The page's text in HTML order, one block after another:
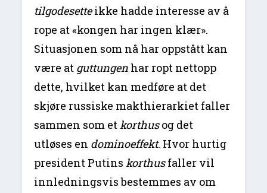
tilgodesetteikke hadde interesse av å
rope at «kongen har ingen klær».
Situasjonen som nå har oppstått kan
være at guttungen har ropt nettopp
dette, hvilket kan medføre at det
skjøre russiske makthierarkiet faller
sammen som etkorthusog det
utløses en dominoeffekt. Hvor hurtig
president Putinskorthusfaller vil
innledningsvis bestemmes av om